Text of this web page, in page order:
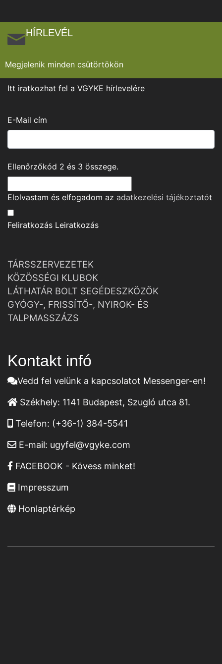
HÍRLEVÉL
Megjelenik minden csütörtökön
Itt iratkozhat fel a VGYKE hírlevelére
E-Mail cím
Ellenőrzőkód 2 és 3 összege.
Elolvastam és elfogadom az adatkezelési tájékoztatót
Feliratkozás Leiratkozás
TÁRSSZERVEZETEK
KÖZÖSSÉGI KLUBOK
LÁTHATÁR BOLT SEGÉDESZKÖZÖK
GYÓGY-, FRISSÍTŐ-, NYIROK- ÉS
TALPMASSZÁZS
Kontakt infó
Vedd fel velünk a kapcsolatot Messenger-en!
Székhely: 1141 Budapest, Szugló utca 81.
Telefon: (+36-1) 384-5541
E-mail: ugyfel@vgyke.com
FACEBOOK - Kövess minket!
Impresszum
Honlaptérkép